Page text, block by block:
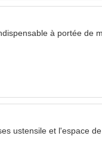
à portée de
ustensile et l'espace